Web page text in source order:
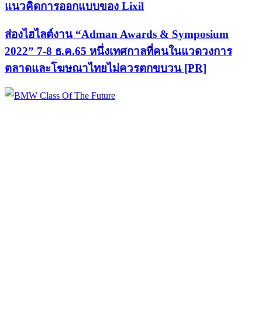
แนวคิดการออกแบบของ Lixil
ส่องไฮไลต์งาน “Adman Awards & Symposium
2022” 7-8 ธ.ค.65 หนึ่งเทศกาลที่คนในแวดวงการ
ตลาดและโฆษณาไทยไม่ควรตกขบวน [PR]